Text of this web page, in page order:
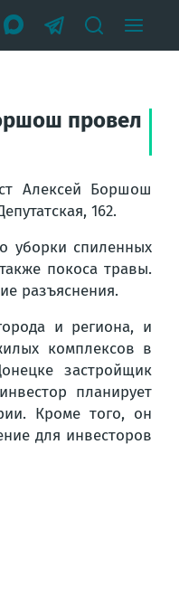
провел
Алексей Боршош
162.
уборки спиленных
покоса травы.
разъяснения.
и региона, и
комплексов в
застройщик
планирует
Кроме того, он
для инвесторов